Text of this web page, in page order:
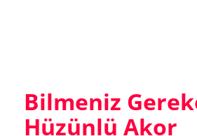
Bilmeniz
Hüzünlü Akor